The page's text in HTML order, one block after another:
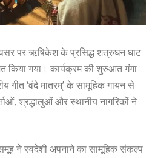
पर ऋषिकेश के प्रसिद्ध शत्रुघन घाट
किया गया। कार्यक्रम की शुरुआत गंगा
गीत ‘वंदे मातरम्’ के सामूहिक गायन से
श्रद्धालुओं और स्थानीय नागरिकों ने
ने स्वदेशी अपनाने का सामूहिक संकल्प